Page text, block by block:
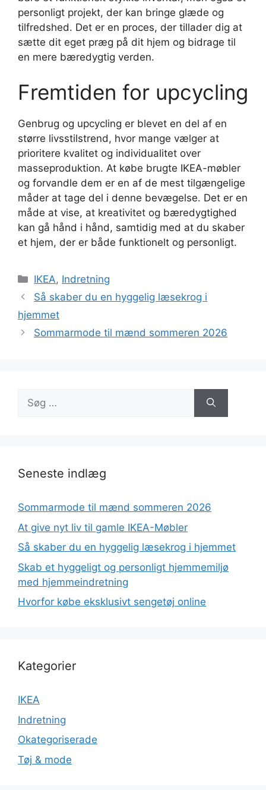
personligt projekt, der kan bringe glæde og
tilfredshed. Det er en proces, der tillader dig at
sætte dit eget præg på dit hjem og bidrage til
en mere bæredygtig verden.
Fremtiden for upcycling
Genbrug og upcycling er blevet en del af en
større livsstilstrend, hvor mange vælger at
prioritere kvalitet og individualitet over
masseproduktion. At købe brugte IKEA-møbler
og forvandle dem er en af de mest tilgængelige
måder at tage del i denne bevægelse. Det er en
måde at vise, at kreativitet og bæredygtighed
kan gå hånd i hånd, samtidig med at du skaber
et hjem, der er både funktionelt og personligt.
Kategorier
IKEA, Indretning
Så skaber du en hyggelig læsekrog i
hjemmet
Sommarmode til mænd sommeren 2026
Søg
efter:
Seneste indlæg
Sommarmode til mænd sommeren 2026
At give nyt liv til gamle IKEA-Møbler
Så skaber du en hyggelig læsekrog i hjemmet
Skab et hyggeligt og personligt hjemmemiljø
med hjemmeindretning
Hvorfor købe eksklusivt sengetøj online
Kategorier
IKEA
Indretning
Okategoriserade
Tøj & mode